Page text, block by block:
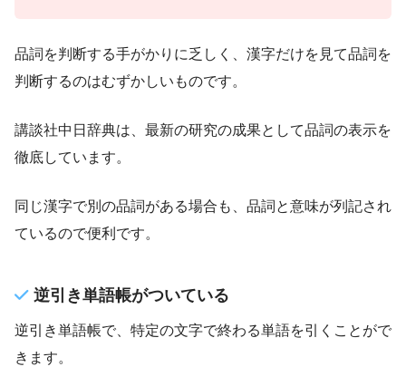
品詞を判断する手がかりに乏しく、漢字だけを見て品詞を
判断するのはむずかしいものです。
講談社中日辞典は、最新の研究の成果として品詞の表示を
徹底しています。
同じ漢字で別の品詞がある場合も、品詞と意味が列記され
ているので便利です。
逆引き単語帳がついている
逆引き単語帳で、特定の文字で終わる単語を引くことがで
きます。